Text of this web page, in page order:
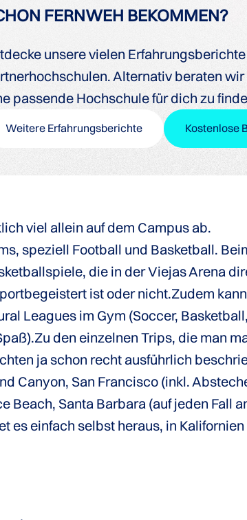
FERNWEH BEKOMMEN?
unsere vielen
Alternativ beraten
passende Hochschule für dich zu
Weitere Erfahrungsberichte Kostenlose
viel allein auf dem Campus ab.
speziell Football und Basketball.
die in der Viejas Arena
ist oder nicht.Zudem
Leagues im Gym (Soccer,
den einzelnen Trips, die man
ja schon recht ausführlich
Canyon, San Francisco (inkl.
Beach, Santa Barbara (auf jeden Fall
es einfach selbst heraus, in